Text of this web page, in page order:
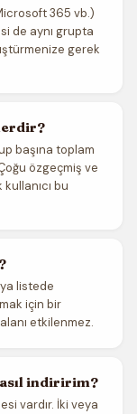
365 vb.)
de aynı grupta
gerek
başına toplam
özgeçmiş ve
bu
listede
için bir
etkilenmez.
indiririm?
vardır. İki veya